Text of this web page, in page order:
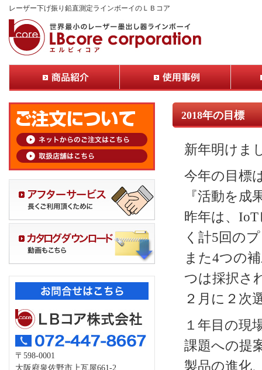
レーザー下げ振り鉛直測定ラインボーイのＬＢコア
2018年の目標
新年明けま
今年の目標
『活動を成
昨年は、
く計5回の
また4つの
つは採択さ
２月に２次
１年目の現
課題への提
製品の進化
〒598-0001
大阪府泉佐野市上瓦屋661-2